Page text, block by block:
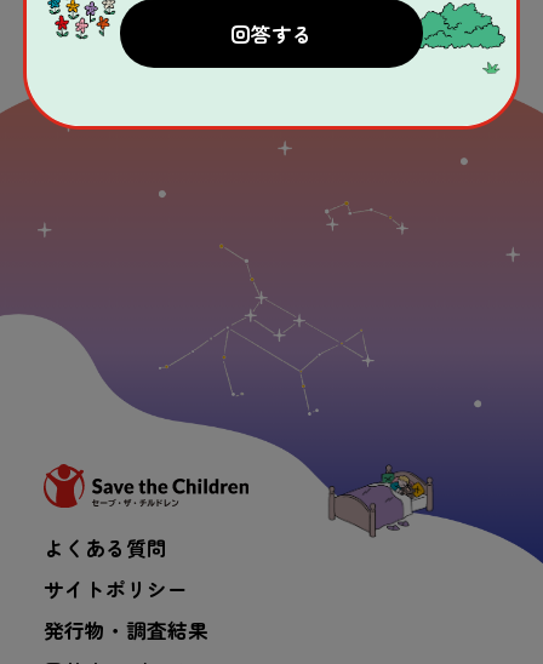
よくある質問
サイトポリシー
発行物・調査結果